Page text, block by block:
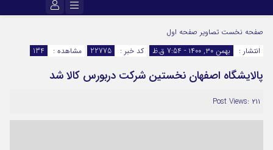
رمز عبور
مرا به خاطر بسپار
صفحه نخست تصاویر صفحه اول
انتشار :
بهمن ۳۰, ۱۴۰۰ - 7:54 ق.ظ کد خبر : 22775 مشاهده : 134
پالایشگاه اصفهان نخستین شرکت دربورس کالا شد
Post Views: ۲۱۱